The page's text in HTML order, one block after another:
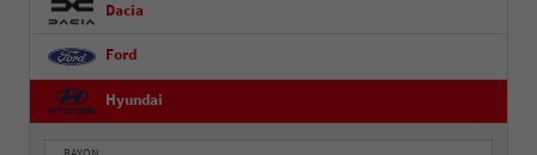
Dacia
Ford
Hyundai